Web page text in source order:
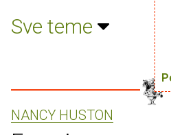
Sve teme
NANCY HUSTON